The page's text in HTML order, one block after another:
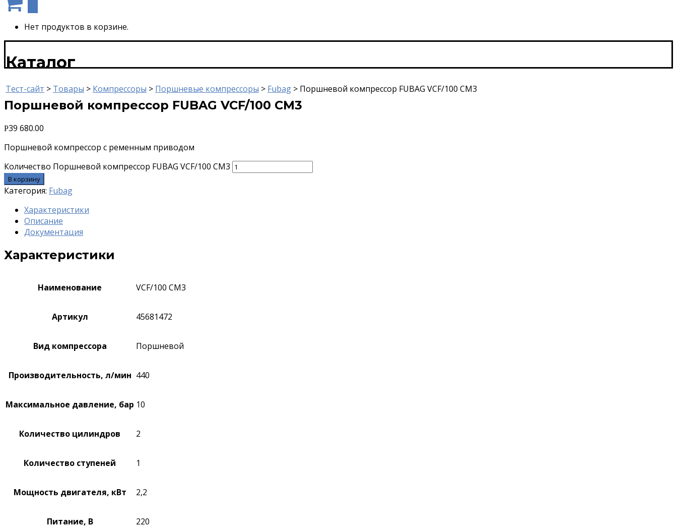
Нет продуктов в корзине.
Каталог
Тест-сайт > Товары > Компрессоры > Поршневые компрессоры > Fubag > Поршневой компрессор FUBAG VCF/100 CM3
Поршневой компрессор FUBAG VCF/100 CM3
Р39 680.00
Поршневой компрессор с ременным приводом
Количество Поршневой компрессор FUBAG VCF/100 CM3
В корзину
Категория: Fubag
Характеристики
Описание
Документация
Характеристики
Наименование VCF/100 CM3
Артикул 45681472
Вид компрессора Поршневой
Производительность, л/мин 440
Максимальное давление, бар 10
Количество цилиндров 2
Количество ступеней 1
Мощность двигателя, кВт 2,2
Питание, В 220